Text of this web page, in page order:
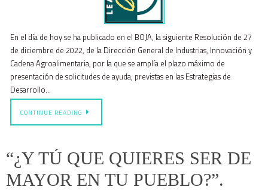
En el día de hoy se ha publicado en el BOJA, la siguiente Resolución de 27
de diciembre de 2022, de la Dirección General de Industrias, Innovación y
Cadena Agroalimentaria, por la que se amplía el plazo máximo de
presentación de solicitudes de ayuda, previstas en las Estrategias de
Desarrollo…
CONTINUE READING
“¿Y TÚ QUE QUIERES SER DE
MAYOR EN TU PUEBLO?”.